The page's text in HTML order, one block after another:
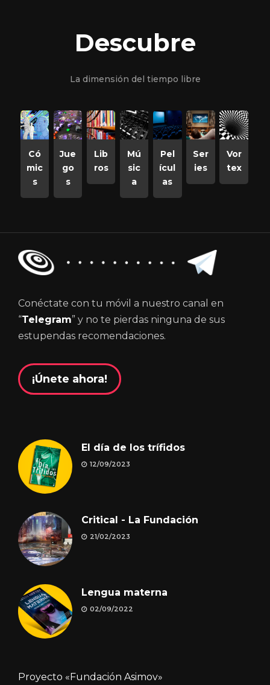
Descubre
La dimensión del tiempo libre
Có
mic
s
Jue
go
s
Lib
ros
Mú
sic
a
Pel
ícul
as
Ser
ies
Vor
tex
Conéctate con tu móvil a nuestro canal en
“Telegram” y no te pierdas ninguna de sus
estupendas recomendaciones.
¡Únete ahora!
El día de los trífidos
12/09/2023
Critical - La Fundación
21/02/2023
Lengua materna
02/09/2022
Proyecto «Fundación Asimov»